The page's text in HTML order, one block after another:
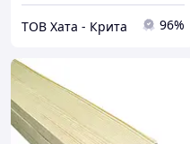
ТОВ Хата - Крита 96%